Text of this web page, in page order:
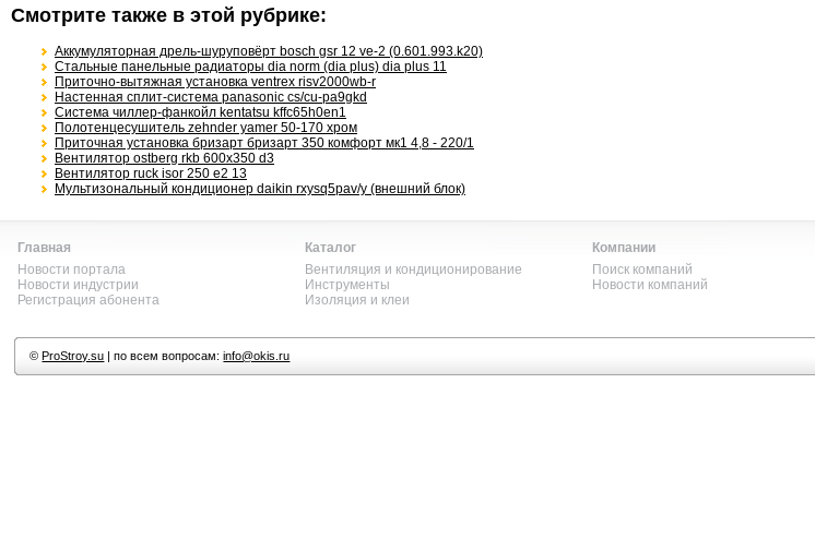
Смотрите также в этой рубрике:
Аккумуляторная дрель-шуруповёрт bosch gsr 12 vе-2 (0.601.993.k20)
Стальные панельные радиаторы dia norm (dia plus) dia plus 11
Приточно-вытяжная установка ventrex risv2000wb-r
Настенная сплит-система panasonic cs/cu-pa9gkd
Система чиллер-фанкойл kentatsu kffc65h0en1
Полотенцесушитель zehnder yamer 50-170 хром
Приточная установка бризарт бризарт 350 комфорт мк1 4,8 - 220/1
Вентилятор ostberg rkb 600x350 d3
Вентилятор ruck isor 250 e2 13
Мультизональный кондиционер daikin rxysq5pav/y (внешний блок)
Главная
Новости портала
Новости индустрии
Регистрация абонента
Каталог
Вентиляция и кондиционирование
Инструменты
Изоляция и клеи
Компании
Поиск компаний
Новости компаний
©ProStroy.su | по всем вопросам:info@okis.ru